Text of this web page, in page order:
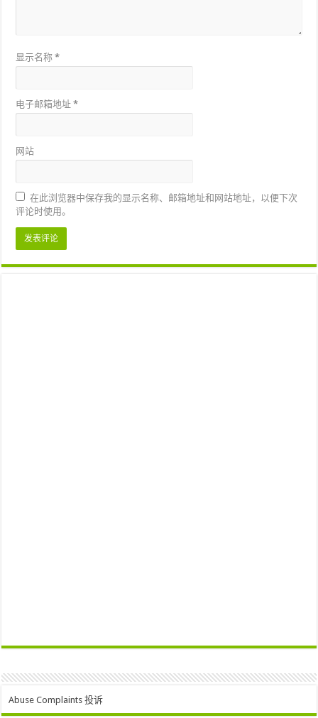
显示名称*
电子邮箱地址*
网站
在此浏览器中保存我的显示名称、邮箱地址和网站地址，以便下次
评论时使用。
Abuse Complaints 投诉